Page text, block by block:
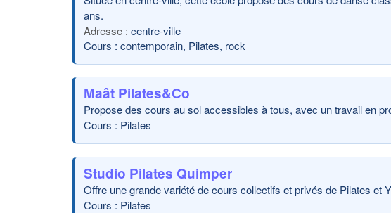
ans.
centre-ville
Cours : contemporain, Pilates, rock
Maât Pilates&Co
Propose des cours au sol accessibles à tous, avec un travail en
Cours : Pilates
Studio Pilates Quimper
Offre une grande variété de cours collectifs et privés de Pilates et
Cours : Pilates